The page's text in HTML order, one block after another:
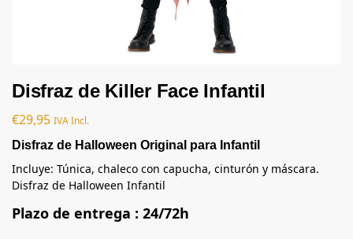
Disfraz de Killer Face Infantil
€29,95 IVA Incl.
Disfraz de Halloween Original para Infantil
Incluye: Túnica, chaleco con capucha, cinturón y máscara.
Disfraz de Halloween Infantil
Plazo de entrega : 24/72h